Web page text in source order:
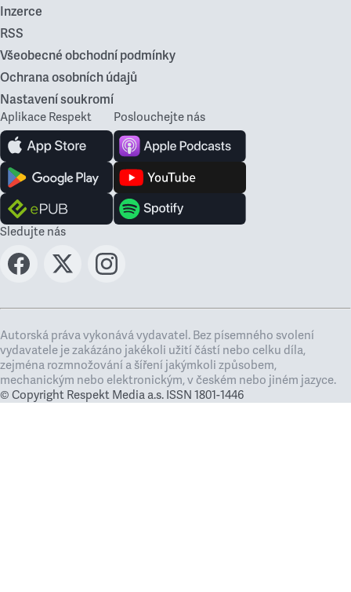
Inzerce
RSS
Všeobecné obchodní podmínky
Ochrana osobních údajů
Nastavení soukromí
Aplikace Respekt Poslouchejte nás
Sledujte nás
Autorská práva vykonává vydavatel. Bez písemného svolení
vydavatele je zakázáno jakékoli užití částí nebo celku díla,
zejména rozmnožování a šíření jakýmkoli způsobem,
mechanickým nebo elektronickým, v českém nebo jiném jazyce.
© Copyright Respekt Media a.s. ISSN 1801-1446